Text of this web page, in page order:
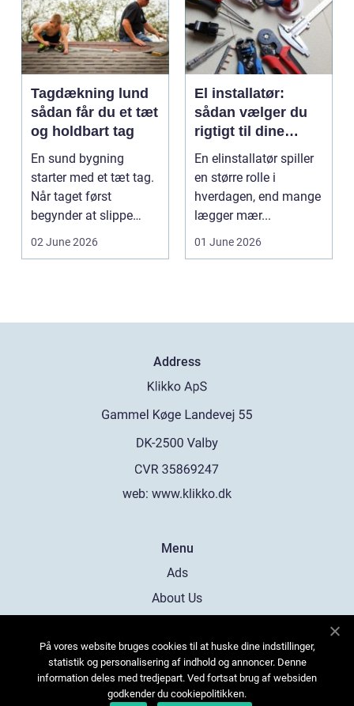
Tagdækning lund
sådan får du et tæt
og holdbart tag
En sund bygning
starter med et tæt tag.
Når taget først
begynder at slippe
vand ind, kan skaderne
02 June 2026
El installatør:
sådan vælger du
rigtigt til dine
elinstallationer
En elinstallatør spiller
en større rolle i
hverdagen, end mange
lægger mær...
01 June 2026
Address
web: www.klikko.dk
Menu
Ads
About Us
Contact
Sitemap
På vores website bruges cookies til at huske dine indstillinger,
statistik og personalisering af indhold og annoncer. Denne
information deles med tredjepart. Ved fortsat brug af websiden
godkender du cookiepolitikken.